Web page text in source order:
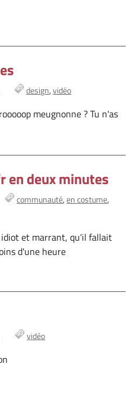
design vidéo
meugnonne ? Tu n'as
en deux minutes
communauté en costume
et marrant, qu'il fallait
d'une heure
vidéo